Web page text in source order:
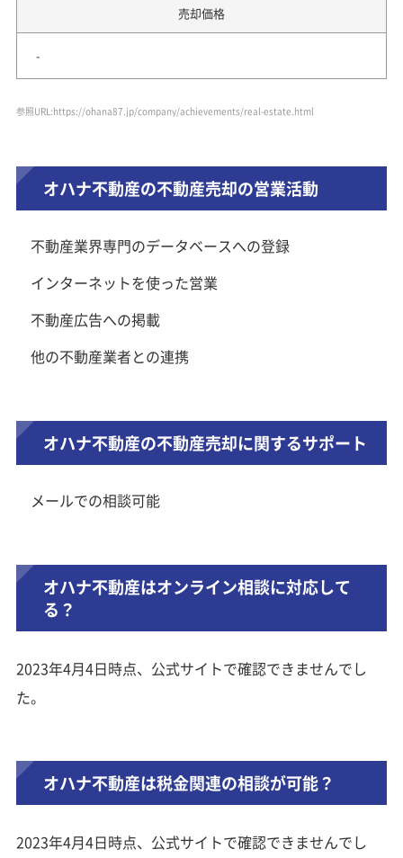
売却価格
-
参照URL:https://ohana87.jp/company/achievements/real-estate.html
オハナ不動産の不動産売却の営業活動
不動産業界専門のデータベースへの登録
インターネットを使った営業
不動産広告への掲載
他の不動産業者との連携
オハナ不動産の不動産売却に関するサポート
メールでの相談可能
オハナ不動産はオンライン相談に対応して
る？
2023年4月4日時点、公式サイトで確認できませんでし
た。
オハナ不動産は税金関連の相談が可能？
2023年4月4日時点、公式サイトで確認できませんでし